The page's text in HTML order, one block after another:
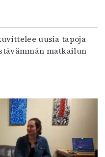
uusia tapoja
matkailun